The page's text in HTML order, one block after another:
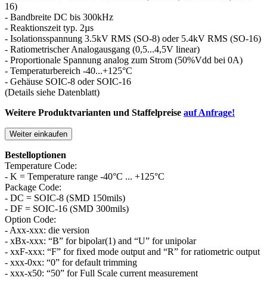
16)
- Bandbreite DC bis 300kHz
- Reaktionszeit typ. 2µs
- Isolationsspannung 3.5kV RMS (SO-8) oder 5.4kV RMS (SO-16)
- Ratiometrischer Analogausgang (0,5...4,5V linear)
- Proportionale Spannung analog zum Strom (50%Vdd bei 0A)
- Temperaturbereich -40...+125°C
- Gehäuse SOIC-8 oder SOIC-16
(Details siehe Datenblatt)
Weitere Produktvarianten und Staffelpreise auf Anfrage!
Weiter einkaufen
Bestelloptionen
Temperature Code:
- K = Temperature range -40°C ... +125°C
Package Code:
- DC = SOIC-8 (SMD 150mils)
- DF = SOIC-16 (SMD 300mils)
Option Code:
- Axx-xxx: die version
- xBx-xxx: “B” for bipolar(1) and “U” for unipolar
- xxF-xxx: “F” for fixed mode output and “R” for ratiometric output
- xxx-0xx: “0” for default trimming
- xxx-x50: “50” for Full Scale current measurement